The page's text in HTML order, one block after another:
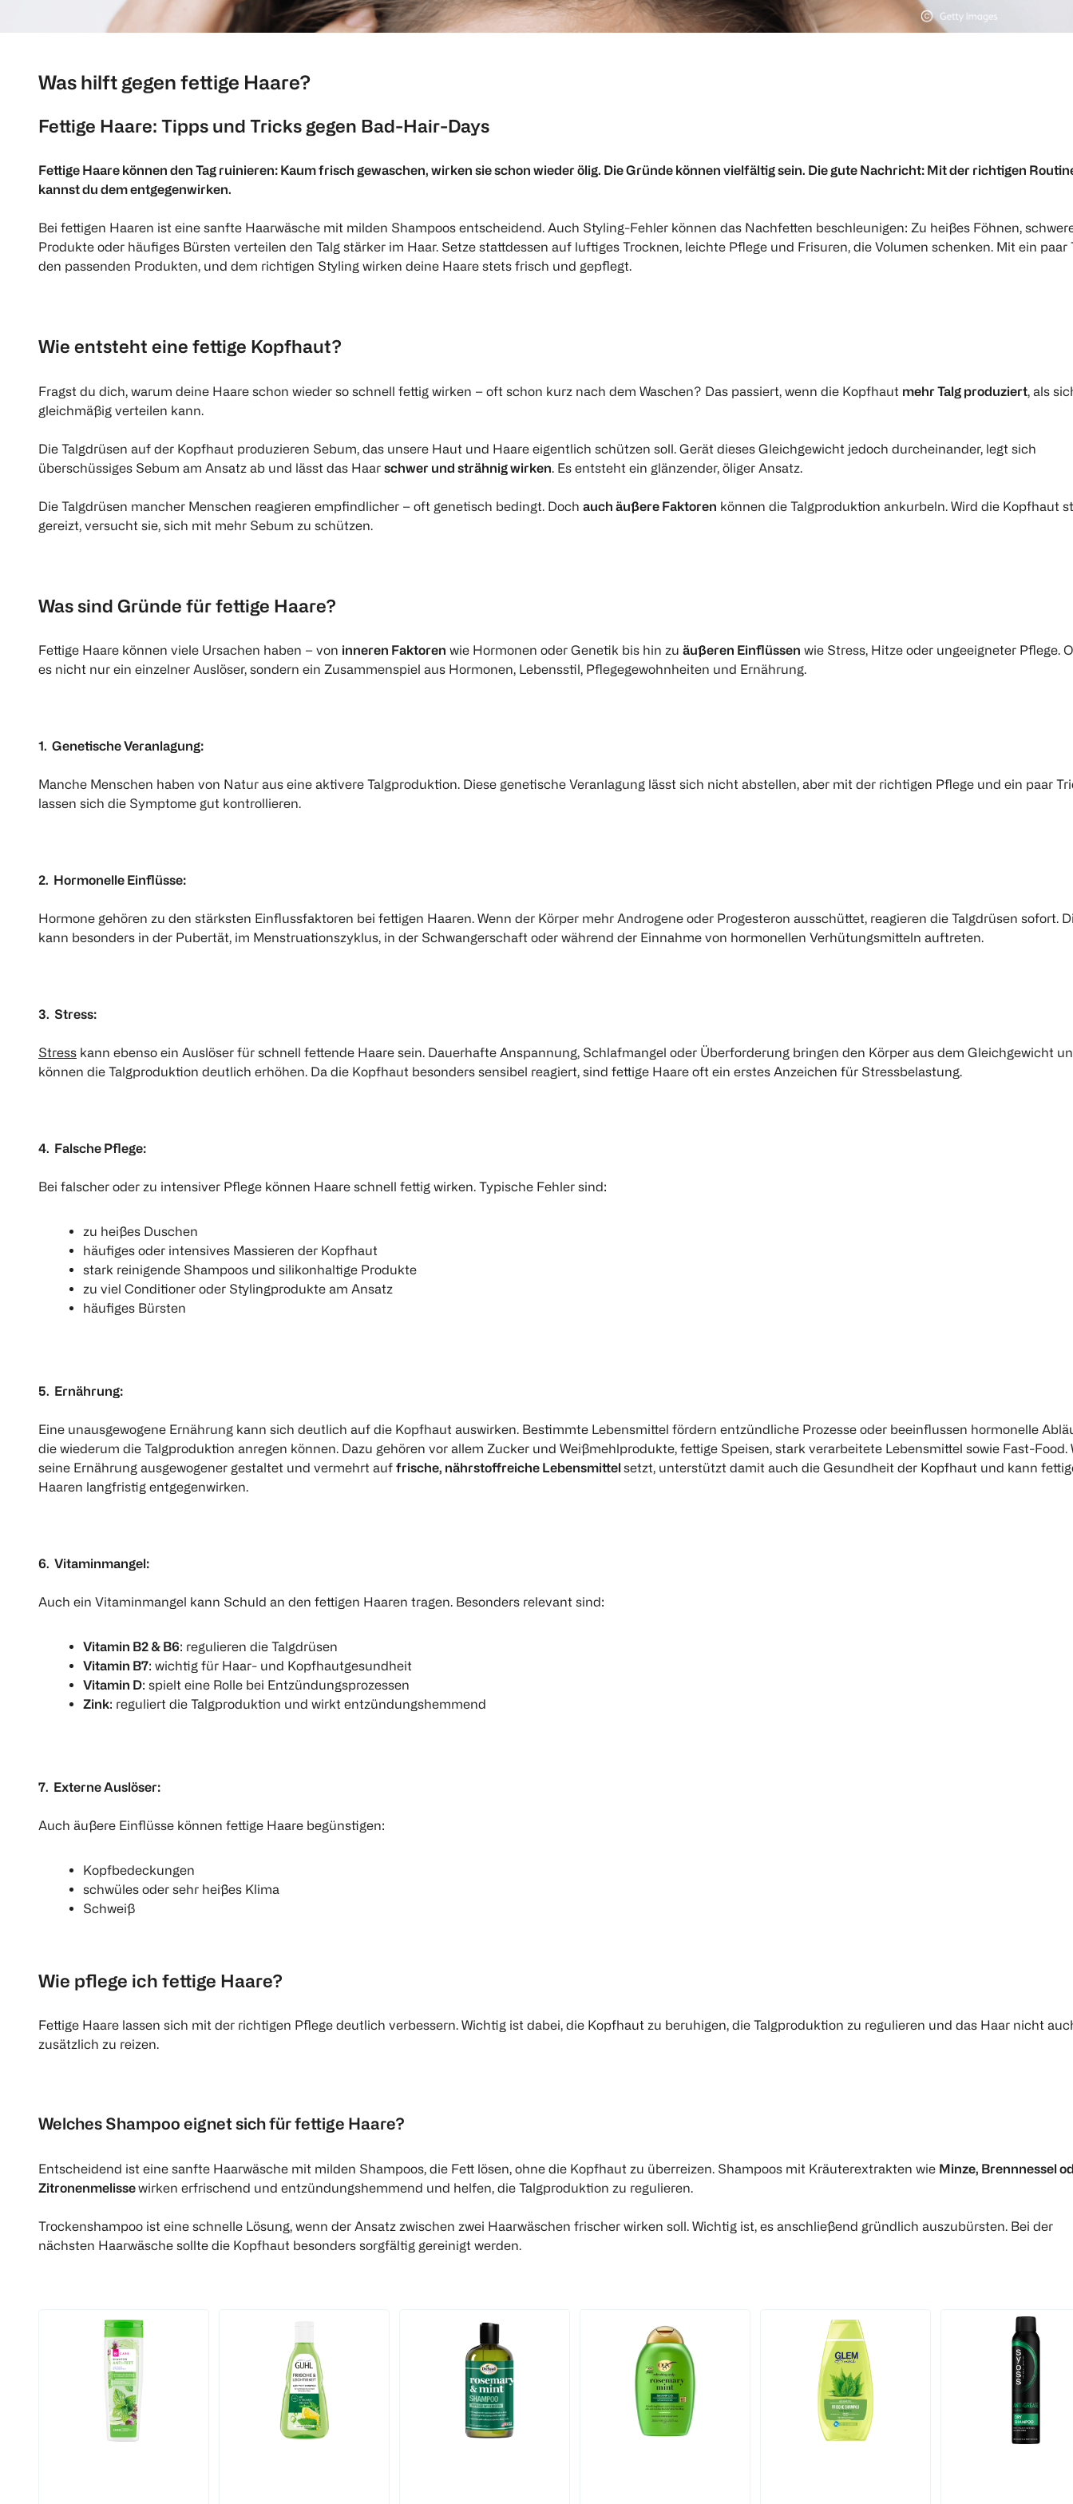
Was hilft gegen fettige Haare?
Fettige Haare: Tipps und Tricks gegen Bad-Hair-Days
Fettige Haare können den Tag ruinieren: Kaum frisch gewaschen, wirken sie schon wieder ölig. Die Gründe können vielfältig sein. Die gute Nachricht: Mit der richtigen
kannst du dem entgegenwirken.
Bei fettigen Haaren ist eine sanfte Haarwäsche mit milden Shampoos entscheidend. Auch Styling-Fehler können das Nachfetten beschleunigen: Zu heißes Föhnen,
Produkte oder häufiges Bürsten verteilen den Talg stärker im Haar. Setze stattdessen auf luftiges Trocknen, leichte Pflege und Frisuren, die Volumen schenken. Mit ein paar
den passenden Produkten, und dem richtigen Styling wirken deine Haare stets frisch und gepflegt.
Wie entsteht eine fettige Kopfhaut?
Fragst du dich, warum deine Haare schon wieder so schnell fettig wirken – oft schon kurz nach dem Waschen? Das passiert, wenn die Kopfhaut mehr Talg produziert, als
gleichmäßig verteilen kann.
Die Talgdrüsen auf der Kopfhaut produzieren Sebum, das unsere Haut und Haare eigentlich schützen soll. Gerät dieses Gleichgewicht jedoch durcheinander, legt sich
überschüssiges Sebum am Ansatz ab und lässt das Haar schwer und strähnig wirken. Es entsteht ein glänzender, öliger Ansatz.
Die Talgdrüsen mancher Menschen reagieren empfindlicher – oft genetisch bedingt. Doch auch äußere Faktoren können die Talgproduktion ankurbeln. Wird die Kopfhaut
gereizt, versucht sie, sich mit mehr Sebum zu schützen.
Was sind Gründe für fettige Haare?
Fettige Haare können viele Ursachen haben – von inneren Faktoren wie Hormonen oder Genetik bis hin zu äußeren Einflüssen wie Stress, Hitze oder ungeeigneter Pflege.
es nicht nur ein einzelner Auslöser, sondern ein Zusammenspiel aus Hormonen, Lebensstil, Pflegegewohnheiten und Ernährung.
1. Genetische Veranlagung:
Manche Menschen haben von Natur aus eine aktivere Talgproduktion. Diese genetische Veranlagung lässt sich nicht abstellen, aber mit der richtigen Pflege und ein paar
lassen sich die Symptome gut kontrollieren.
2. Hormonelle Einflüsse:
Hormone gehören zu den stärksten Einflussfaktoren bei fettigen Haaren. Wenn der Körper mehr Androgene oder Progesteron ausschüttet, reagieren die Talgdrüsen sofort.
kann besonders in der Pubertät, im Menstruationszyklus, in der Schwangerschaft oder während der Einnahme von hormonellen Verhütungsmitteln auftreten.
3. Stress:
Stress kann ebenso ein Auslöser für schnell fettende Haare sein. Dauerhafte Anspannung, Schlafmangel oder Überforderung bringen den Körper aus dem Gleichgewicht
können die Talgproduktion deutlich erhöhen. Da die Kopfhaut besonders sensibel reagiert, sind fettige Haare oft ein erstes Anzeichen für Stressbelastung.
4. Falsche Pflege:
Bei falscher oder zu intensiver Pflege können Haare schnell fettig wirken. Typische Fehler sind:
zu heißes Duschen
häufiges oder intensives Massieren der Kopfhaut
stark reinigende Shampoos und silikonhaltige Produkte
zu viel Conditioner oder Stylingprodukte am Ansatz
häufiges Bürsten
5. Ernährung:
Eine unausgewogene Ernährung kann sich deutlich auf die Kopfhaut auswirken. Bestimmte Lebensmittel fördern entzündliche Prozesse oder beeinflussen hormonelle
die wiederum die Talgproduktion anregen können. Dazu gehören vor allem Zucker und Weißmehlprodukte, fettige Speisen, stark verarbeitete Lebensmittel sowie Fast-Food.
seine Ernährung ausgewogener gestaltet und vermehrt auf frische, nährstoffreiche Lebensmittel setzt, unterstützt damit auch die Gesundheit der Kopfhaut und kann
Haaren langfristig entgegenwirken.
6. Vitaminmangel:
Auch ein Vitaminmangel kann Schuld an den fettigen Haaren tragen. Besonders relevant sind:
Vitamin B2 & B6: regulieren die Talgdrüsen
Vitamin B7: wichtig für Haar- und Kopfhautgesundheit
Vitamin D: spielt eine Rolle bei Entzündungsprozessen
Zink: reguliert die Talgproduktion und wirkt entzündungshemmend
7. Externe Auslöser:
Auch äußere Einflüsse können fettige Haare begünstigen:
Kopfbedeckungen
schwüles oder sehr heißes Klima
Schweiß
Wie pflege ich fettige Haare?
Fettige Haare lassen sich mit der richtigen Pflege deutlich verbessern. Wichtig ist dabei, die Kopfhaut zu beruhigen, die Talgproduktion zu regulieren und das Haar nicht
zusätzlich zu reizen.
Welches Shampoo eignet sich für fettige Haare?
Entscheidend ist eine sanfte Haarwäsche mit milden Shampoos, die Fett lösen, ohne die Kopfhaut zu überreizen. Shampoos mit Kräuterextrakten wie Minze, Brennnessel
Zitronenmelissewirken erfrischend und entzündungshemmend und helfen, die Talgproduktion zu regulieren.
Trockenshampoo ist eine schnelle Lösung, wenn der Ansatz zwischen zwei Haarwäschen frischer wirken soll. Wichtig ist, es anschließend gründlich auszubürsten. Bei der
nächsten Haarwäsche sollte die Kopfhaut besonders sorgfältig gereinigt werden.